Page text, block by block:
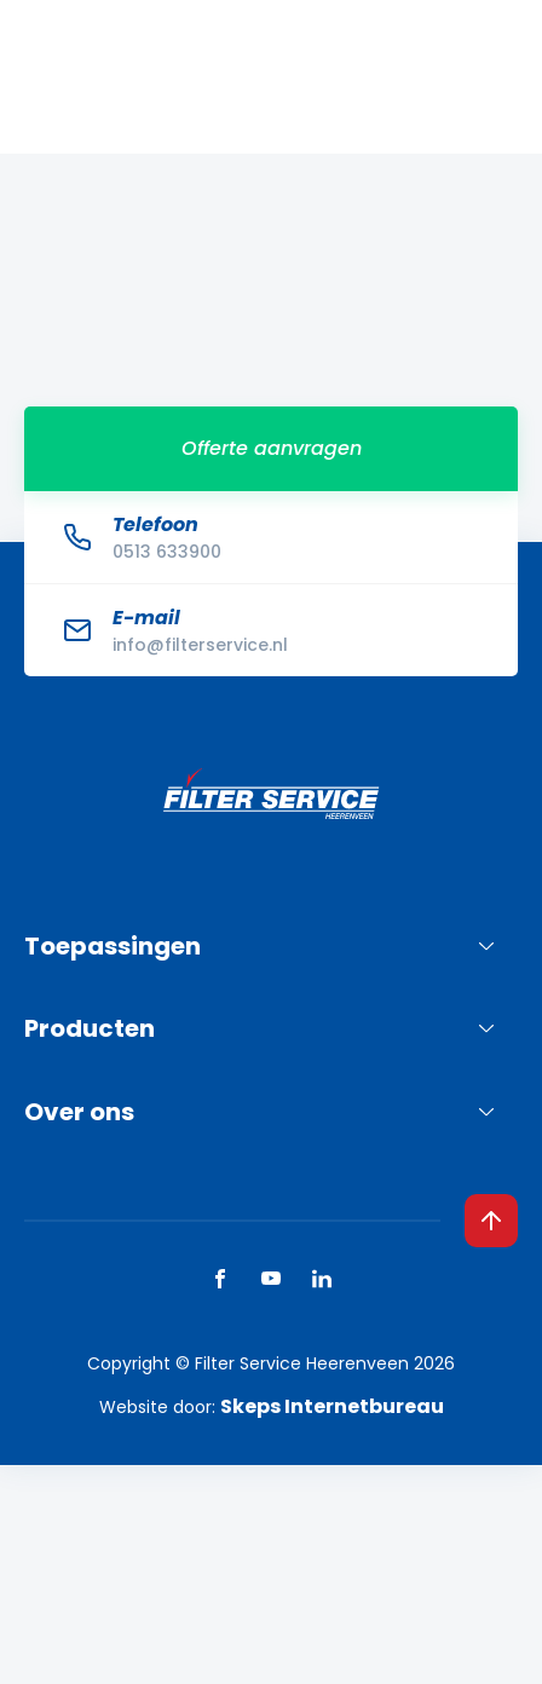
Offerte aanvragen
Telefoon
0513 633900
E-mail
info@filterservice.nl
Toepassingen
Producten
Over ons
Copyright © Filter Service Heerenveen 2026
Website door: Skeps Internetbureau